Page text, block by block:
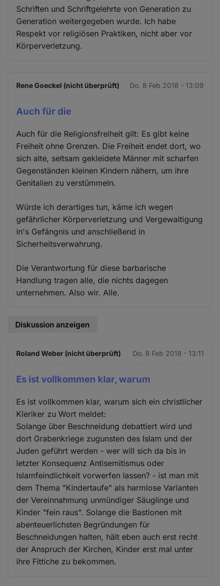
Schriften und Schriftgelehrte von Generation zu
Generation weitergegeben wurde. Ich habe
Respekt vor religiösen Praktiken, nicht aber vor
Körperverletzung.
Rene Goeckel (nicht überprüft) Do. 8 Feb 2018 - 13:09
Auch für die
Auch für die Religionsfreiheit gilt: Es gibt keine
Freiheit ohne Grenzen. Die Freiheit endet dort, wo
sich alte, seltsam gekleidete Männer mit scharfen
Gegenständen kleinen Kindern nähern, um ihre
Genitalien zu verstümmeln.
Würde ich derartiges tun, käme ich wegen
gefährlicher Körperverletzung und Vergewaltigung
in's Gefängnis und anschließend in
Sicherheitsverwahrung.
Die Verantwortung für diese barbarische
Handlung tragen alle, die nichts dagegen
unternehmen. Also wir. Alle.
Diskussion anzeigen
Roland Weber (nicht überprüft) Do. 8 Feb 2018 - 13:11
Es ist vollkommen klar, warum
Es ist vollkommen klar, warum sich ein christlicher
Kleriker zu Wort meldet:
Solange über Beschneidung debattiert wird und
dort Grabenkriege zugunsten des Islam und der
Juden geführt werden - wer will sich da bis in
letzter Konsequenz Antisemitismus oder
Islamfeindlichkeit vorwerfen lassen? - ist man mit
dem Thema "Kindertaufe" als harmlose Varianten
der Vereinnahmung unmündiger Säuglinge und
Kinder "fein raus". Solange die Bastionen mit
abenteuerlichsten Begründungen für
Beschneidungen halten, hält eben auch erst recht
der Anspruch der Kirchen, Kinder erst mal unter
ihre Fittiche zu bekommen.